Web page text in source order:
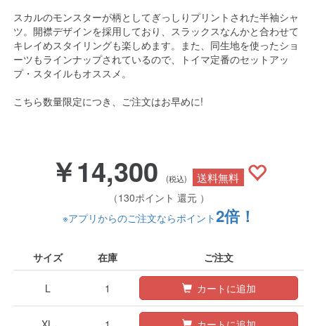
スカルのモンスターが柄としてぎっしりプリントされた半袖シャ
ツ。開襟デザインを採用しており、スラックスなんかと合わせて
キレイめスタイリングも楽しめます。また、同生地を使ったショ
ーツもラインナップされているので、トイマ定番のセットアッ
プ・スタイルもオススメ。
こちら数量限定につき、ご注文はお早めに!
￥14,300 (税込) 送料無料
（130ポイント 還元 ）
※アプリからのご注文ならポイント2倍！
サイズ 在庫 ご注文
L 1 カートに追加